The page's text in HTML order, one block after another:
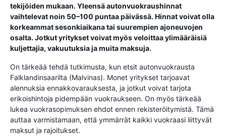
tekijöiden mukaan. Yleensä autonvuokraushinnat
vaihtelevat noin 50–100 puntaa päivässä. Hinnat voivat olla
korkeammat sesonkiaikana tai suurempien ajoneuvojen
osalta. Jotkut yritykset voivat myös veloittaa ylimääräisiä
kuljettajia, vakuutuksia ja muita maksuja.
On tärkeää tehdä tutkimusta, kun etsit autonvuokrausta
Falklandinsaarilta (Malvinas). Monet yritykset tarjoavat
alennuksia ennakkovarauksesta, ja jotkut voivat tarjota
erikoishintoja pidempään vuokraukseen. On myös tärkeää
lukea vuokrasopimuksen ehdot ennen rekisteröitymistä. Tämä
auttaa varmistamaan, että ymmärrät kaikki vuokraasi liittyvät
maksut ja rajoitukset.